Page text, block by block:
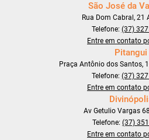
São José da
Rua Dom Cabral, 21
Telefone: (37)
Entre em contato
Pitangui
Praça Antônio dos Santos,
Telefone: (37)
Entre em contato
Av Getulio Vargas
Telefone: (37)
Entre em contato